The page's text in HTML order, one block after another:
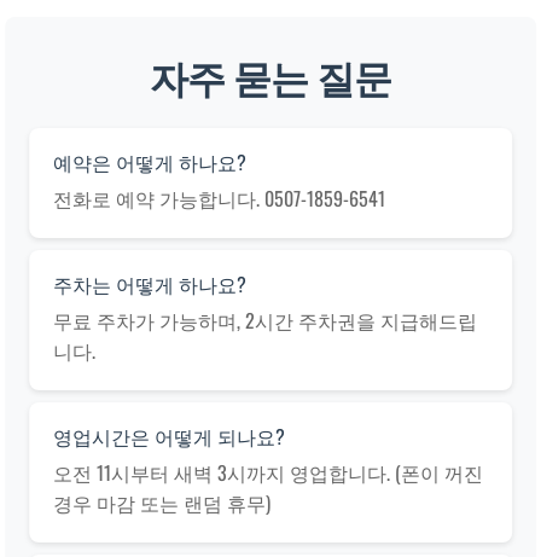
자주 묻는 질문
예약은 어떻게 하나요?
전화로 예약 가능합니다. 0507-1859-6541
주차는 어떻게 하나요?
무료 주차가 가능하며, 2시간 주차권을 지급해드립
니다.
영업시간은 어떻게 되나요?
오전 11시부터 새벽 3시까지 영업합니다. (폰이 꺼진
경우 마감 또는 랜덤 휴무)